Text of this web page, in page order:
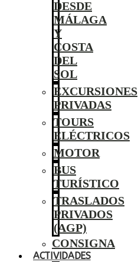
DESDE
MÁLAGA
Y
COSTA
DEL
SOL
EXCURSIONES
PRIVADAS
TOURS
ELÉCTRICOS
MOTOR
BUS
TURÍSTICO
TRASLADOS
PRIVADOS
(AGP)
CONSIGNA
ACTIVIDADES